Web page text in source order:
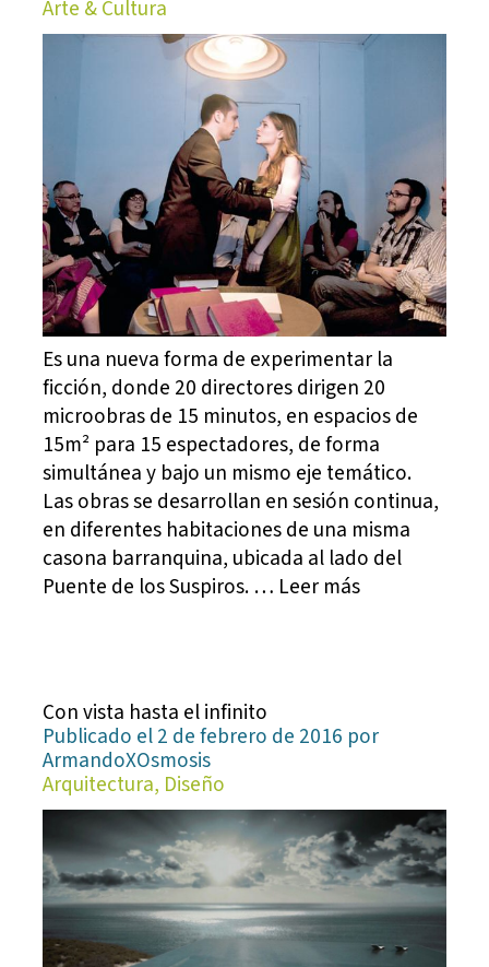
Arte & Cultura
Es una nueva forma de experimentar la
ficción, donde 20 directores dirigen 20
microobras de 15 minutos, en espacios de
15m² para 15 espectadores, de forma
simultánea y bajo un mismo eje temático.
Las obras se desarrollan en sesión continua,
en diferentes habitaciones de una misma
casona barranquina, ubicada al lado del
Puente de los Suspiros. … Leer más
Con vista hasta el infinito
Publicado el 2 de febrero de 2016 por
ArmandoXOsmosis
Arquitectura, Diseño